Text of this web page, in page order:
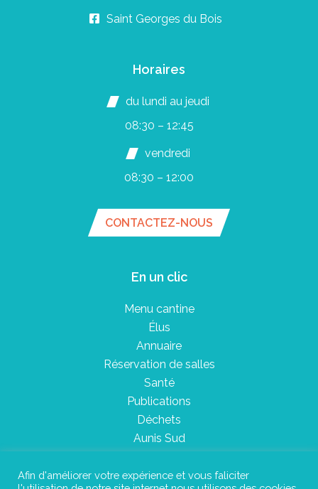
Saint Georges du Bois
Horaires
du lundi au jeudi
08:30 – 12:45
vendredi
08:30 – 12:00
CONTACTEZ-NOUS
En un clic
Menu cantine
Élus
Annuaire
Réservation de salles
Santé
Publications
Déchets
Aunis Sud
Afin d'améliorer votre expérience et vous faliciter